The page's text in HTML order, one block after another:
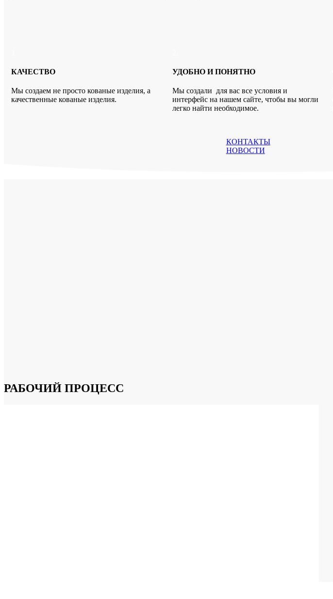
КАЧЕСТВО
Мы создаем не просто кованые изделия, а
качественные кованые изделия.
УДОБНО И ПОНЯТНО
Мы создали для вас все условия и
интерфейс на нашем сайте, чтобы вы могли
легко найти необходимое.
КОНТАКТЫ
НОВОСТИ
РАБОЧИЙ ПРОЦЕСС